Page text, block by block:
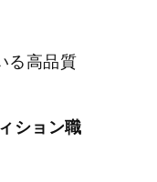
る高品質
ション職